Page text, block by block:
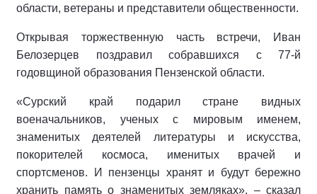
области, ветераны и представители общественности.
Открывая торжественную часть встречи, Иван
Белозерцев поздравил собравшихся с 77-й
годовщиной образования Пензенской области.
«Сурский край подарил стране видных
военачальников, ученых с мировым именем,
знаменитых деятелей литературы и искусства,
покорителей космоса, именитых врачей и
спортсменов. И пензенцы хранят и будут бережно
хранить память о знаменитых земляках», – сказал